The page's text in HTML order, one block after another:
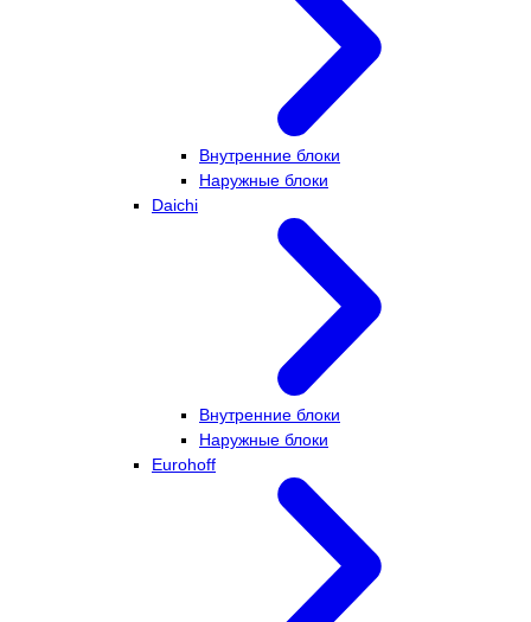
Внутренние блоки
Наружные блоки
Daichi
Внутренние блоки
Наружные блоки
Eurohoff